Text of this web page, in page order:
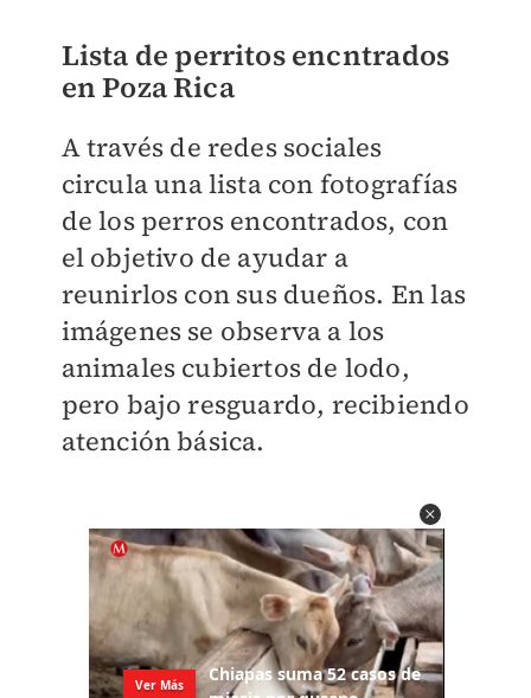
Lista de perritos encntrados
en Poza Rica
A través de redes sociales
circula una lista con fotografías
de los perros encontrados, con
el objetivo de ayudar a
reunirlos con sus dueños. En las
imágenes se observa a los
animales cubiertos de lodo,
pero bajo resguardo, recibiendo
atención básica.